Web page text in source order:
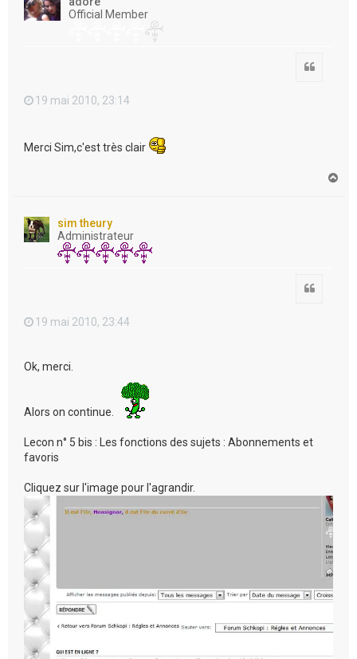
Official Member
19 mai 2010, 23:14
Merci Sim,c'est très clair
sim theury
Administrateur
19 mai 2010, 23:44
Ok, merci.
Alors on continue.
Lecon n° 5 bis : Les fonctions des sujets : Abonnements et
favoris
Cliquez sur l'image pour l'agrandir.